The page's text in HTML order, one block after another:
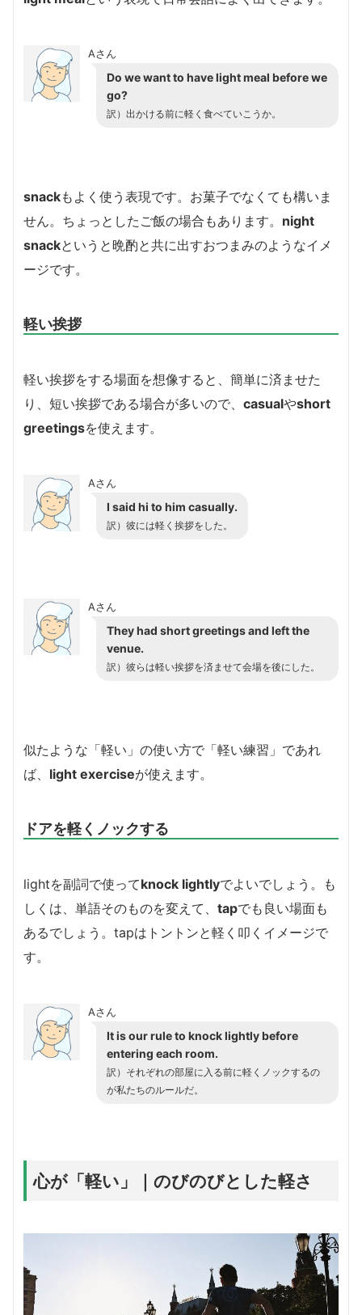
Aさん
Do we want to have light meal before we
go?
訳）出かける前に軽く食べていこうか。
snackもよく使う表現です。お菓子でなくても構いま
せん。ちょっとしたご飯の場合もあります。 night
snackというと晩酌と共に出すおつまみのようなイメ
ージです。
軽い挨拶
軽い挨拶をする場面を想像すると、簡単に済ませた
り、短い挨拶である場合が多いので、 casualやshort
greetingsを使えます。
Aさん
I said hi to him casually.
訳）彼には軽く挨拶をした。
Aさん
They had short greetings and left the
venue.
訳）彼らは軽い挨拶を済ませて会場を後にした。
似たような「軽い」の使い方で「軽い練習」であれ
ば、 light exerciseが使えます。
ドアを軽くノックする
lightを副詞で使ってknock lightlyでよいでしょう。も
しくは、単語そのものを変えて、 tapでも良い場面も
あるでしょう。tapはトントンと軽く叩くイメージで
す。
Aさん
It is our rule to knock lightly before
entering each room.
訳）それぞれの部屋に入る前に軽くノックするの
が私たちのルールだ。
心が「軽い」｜のびのびとした軽さ